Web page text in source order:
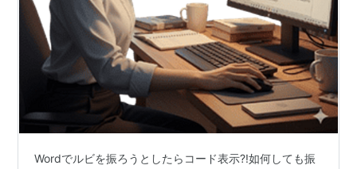
Wordでルビを振ろうとしたらコード表示?!如何しても振